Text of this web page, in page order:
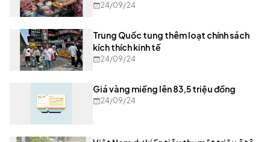
24/09/24
Trung Quốc tung thêm loạt chính sách
kích thích kinh tế
24/09/24
Giá vàng miếng lên 83,5 triệu đồng
24/09/24